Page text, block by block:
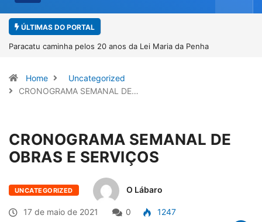
ÚLTIMAS DO PORTAL
Paracatu caminha pelos 20 anos da Lei Maria da Penha
Home
Uncategorized
CRONOGRAMA SEMANAL DE…
CRONOGRAMA SEMANAL DE
OBRAS E SERVIÇOS
UNCATEGORIZED O Lábaro
17 de maio de 2021 0
1247